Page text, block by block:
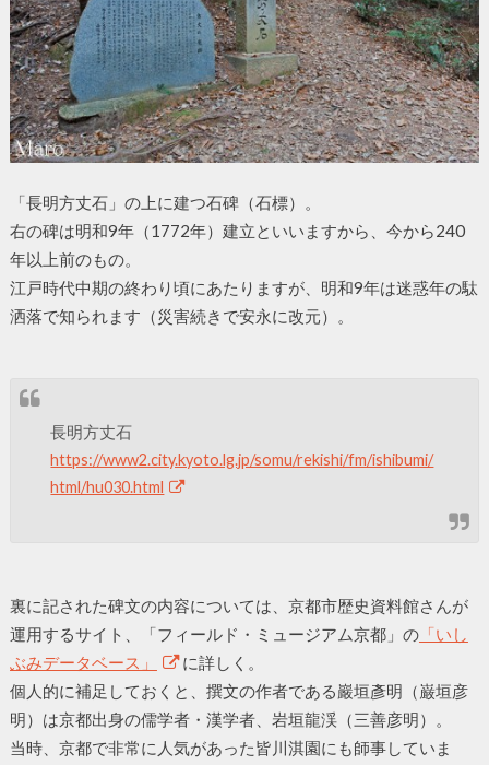
「長明方丈石」の上に建つ石碑（石標）。
右の碑は明和9年（1772年）建立といいますから、今から240
年以上前のもの。
江戸時代中期の終わり頃にあたりますが、明和9年は迷惑年の駄
洒落で知られます（災害続きで安永に改元）。
長明方丈石
https://www2.city.kyoto.lg.jp/somu/rekishi/fm/ishibumi/
html/hu030.html
裏に記された碑文の内容については、京都市歴史資料館さんが
運用するサイト、「フィールド・ミュージアム京都」の「いし
ぶみデータベース」
に詳しく。
個人的に補足しておくと、撰文の作者である巖垣彥明（巌垣彦
明）は京都出身の儒学者・漢学者、岩垣龍渓（三善彦明）。
当時、京都で非常に人気があった皆川淇園にも師事していま